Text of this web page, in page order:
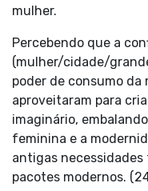
mulher.
Percebendo que a
(mulher/cidade/
poder de consumo da
aproveitaram para
imaginário,
feminina e a
antigas
pacotes modernos.